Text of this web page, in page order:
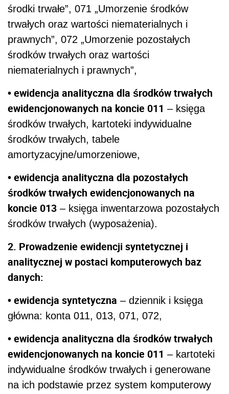
środki trwałe”, 071 „Umorzenie środków
trwałych oraz wartości niematerialnych i
prawnych”, 072 „Umorzenie pozostałych
środków trwałych oraz wartości
niematerialnych i prawnych”,
• ewidencja analityczna dla środków trwałych
ewidencjonowanych na koncie 011 – księga
środków trwałych, kartoteki indywidualne
środków trwałych, tabele
amortyzacyjne/umorzeniowe,
• ewidencja analityczna dla pozostałych
środków trwałych ewidencjonowanych na
koncie 013 – księga inwentarzowa pozostałych
środków trwałych (wyposażenia).
2. Prowadzenie ewidencji syntetycznej i
analitycznej w postaci komputerowych baz
danych:
• ewidencja syntetyczna – dziennik i księga
główna: konta 011, 013, 071, 072,
• ewidencja analityczna dla środków trwałych
ewidencjonowanych na koncie 011 – kartoteki
indywidualne środków trwałych i generowane
na ich podstawie przez system komputerowy